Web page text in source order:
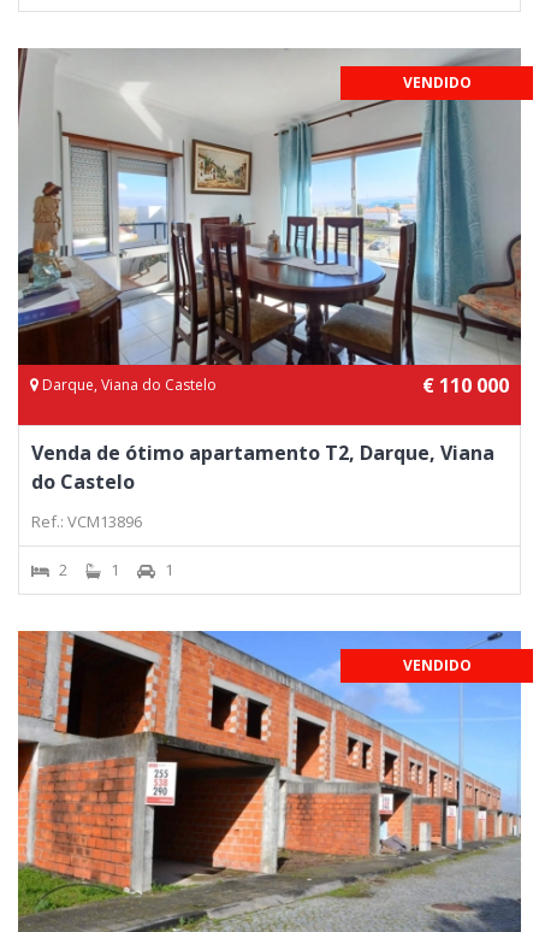
VENDIDO
Darque, Viana do Castelo € 110 000
Venda de ótimo apartamento T2, Darque, Viana
do Castelo
Ref.: VCM13896
2 1 1
VENDIDO